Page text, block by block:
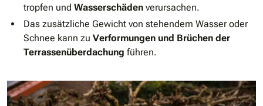
tropfen und Wasserschäden verursachen.
Das zusätzliche Gewicht von stehendem Wasser oder
Schnee kann zu Verformungen und Brüchen der
Terrassenüberdachung führen.